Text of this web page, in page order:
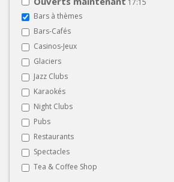
17:15
Bars à thèmes
Bars-Cafés
Casinos-Jeux
Glaciers
Jazz Clubs
Karaokés
Night Clubs
Pubs
Restaurants
Spectacles
Tea & Coffee Shop